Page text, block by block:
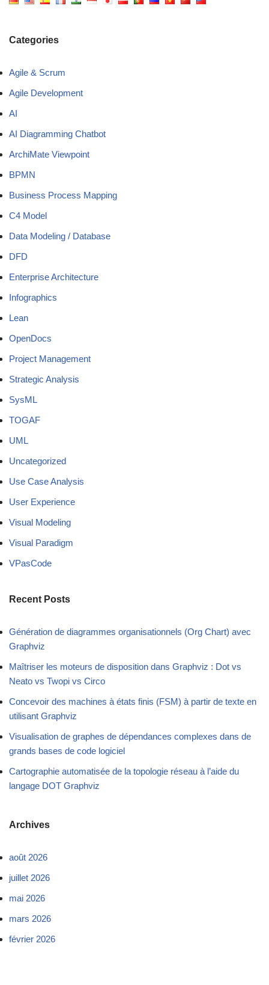
Categories
Agile & Scrum
Agile Development
AI
AI Diagramming Chatbot
ArchiMate Viewpoint
BPMN
Business Process Mapping
C4 Model
Data Modeling / Database
DFD
Enterprise Architecture
Infographics
Lean
OpenDocs
Project Management
Strategic Analysis
SysML
TOGAF
UML
Uncategorized
Use Case Analysis
User Experience
Visual Modeling
Visual Paradigm
VPasCode
Recent Posts
Génération de diagrammes organisationnels (Org Chart) avec
Graphviz
Maîtriser les moteurs de disposition dans Graphviz : Dot vs
Neato vs Twopi vs Circo
Concevoir des machines à états finis (FSM) à partir de texte en
utilisant Graphviz
Visualisation de graphes de dépendances complexes dans de
grands bases de code logiciel
Cartographie automatisée de la topologie réseau à l’aide du
langage DOT Graphviz
Archives
août 2026
juillet 2026
mai 2026
mars 2026
février 2026